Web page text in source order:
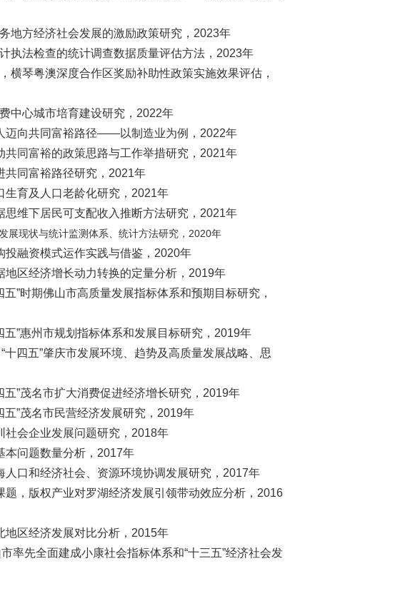
地方经济社会发展的激励政策研究，2023年
执法检查的统计调查数据质量评估方法，2023年
横琴粤澳深度合作区奖励补助性政策实施效果评估，
中心城市培育建设研究，2022年
迈向共同富裕路径——以制造业为例，2022年
同富裕的政策思路与工作举措研究，2021年
共同富裕路径研究，2021年
生育及人口老龄化研究，2021年
维下居民可支配收入推断方法研究，2021年
展现状与统计监测体系、统计方法研究，2020年
融资模式运作实践与借鉴，2020年
区经济增长动力转换的定量分析，2019年
”时期佛山市高质量发展指标体系和预期目标研究，
五”惠州市规划指标体系和发展目标研究，2019年
十四五”肇庆市发展环境、趋势及高质量发展战略、思
五”茂名市扩大消费促进经济增长研究，2019年
五”茂名市民营经济发展研究，2019年
社会企业发展问题研究，2018年
本问题数量分析，2017年
口和经济社会、资源环境协调发展研究，2017年
，版权产业对罗湖经济发展引领带动效应分析，2016
地区经济发展对比分析，2015年
率先全面建成小康社会指标体系和“十三五”经济社会发